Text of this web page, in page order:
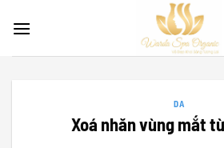
DA
Xoá nhăn vùng mắt